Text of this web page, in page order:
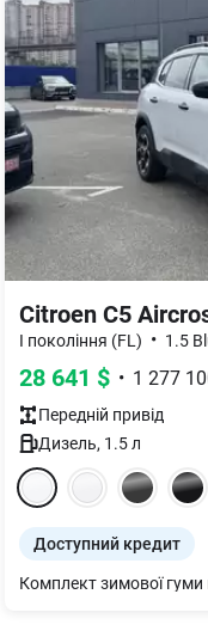
Citroen C5
I покоління (FL) • 1.5
28 641 $ • 1 277
Передній привід
Дизель, 1.5л
Доступний кредит
Комплект зимової